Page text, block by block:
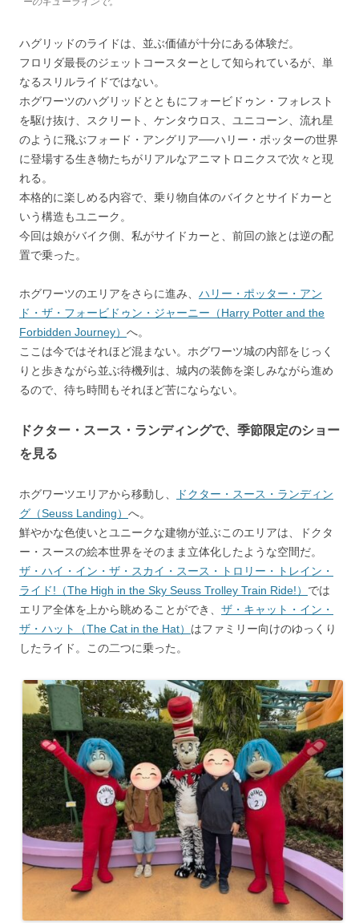
ハグリッドのライドは、並ぶ価値が十分にある体験だ。
フロリダ最長のジェットコースターとして知られているが、単
なるスリルライドではない。
ホグワーツのハグリッドとともにフォービドゥン・フォレスト
を駆け抜け、スクリート、ケンタウロス、ユニコーン、流れ星
のように飛ぶフォード・アングリア──ハリー・ポッターの世界
に登場する生き物たちがリアルなアニマトロニクスで次々と現
れる。
本格的に楽しめる内容で、乗り物自体のバイクとサイドカーと
いう構造もユニーク。
今回は娘がバイク側、私がサイドカーと、前回の旅とは逆の配
置で乗った。
ホグワーツのエリアをさらに進み、 ハリー・ポッター・アン
ド・ザ・フォービドゥン・ジャーニー（Harry Potter and the
Forbidden Journey） へ。
ここは今ではそれほど混まない。ホグワーツ城の内部をじっく
りと歩きながら並ぶ待機列は、城内の装飾を楽しみながら進め
るので、待ち時間もそれほど苦にならない。
ドクター・スース・ランディングで、季節限定のショー
を見る
ホグワーツエリアから移動し、
ドクター・スース・ランディン
グ（Seuss Landing） へ。
鮮やかな色使いとユニークな建物が並ぶこのエリアは、ドクタ
ー・スースの絵本世界をそのまま立体化したような空間だ。
ザ・ハイ・イン・ザ・スカイ・スース・トロリー・トレイン・
ライド!（The High in the Sky Seuss Trolley Train Ride!） では
エリア全体を上から眺めることができ、 ザ・キャット・イン・
ザ・ハット（The Cat in the Hat） はファミリー向けのゆっくり
したライド。この二つに乗った。